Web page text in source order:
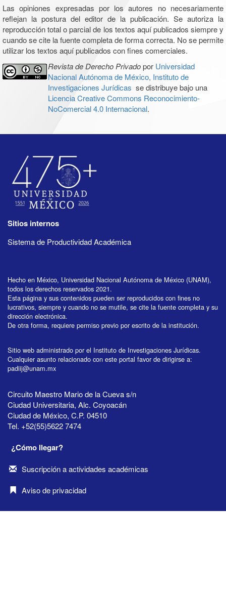
Las opiniones expresadas por los autores no necesariamente
reflejan la postura del editor de la publicación. Se autoriza la
reproducción total o parcial de los textos aquí publicados siempre y
cuando se cite la fuente completa de forma correcta. No se permite
utilizar los textos aquí publicados con fines comerciales.
Revista de Derecho Privadopor Universidad
Nacional Autónoma de México, Instituto de
Investigaciones Jurídicas se distribuye bajo una
Licencia Creative Commons Reconocimiento-
NoComercial 4.0 Internacional.
Sitios internos
Sistema de Productividad Académica
Hecho en México, Universidad Nacional Autónoma de México (UNAM),
todos los derechos reservados 2021.
Esta página y sus contenidos pueden ser reproducidos con fines no
lucrativos, siempre y cuando no se mutile, se cite la fuente completa y su
dirección electrónica.
De otra forma, requiere permiso previo por escrito de la institución.
Sitio web administrado por el Instituto de Investigaciones Jurídicas.
Cualquier asunto relacionado con este portal favor de dirigirse a:
padiij@unam.mx
Circuito Maestro Mario de la Cueva s/n
Ciudad Universitaria, Alc. Coyoacán
Ciudad de México, C.P. 04510
Tel. +52(55)5622 7474
¿Cómo llegar?
Suscripción a actividades académicas
Aviso de privacidad